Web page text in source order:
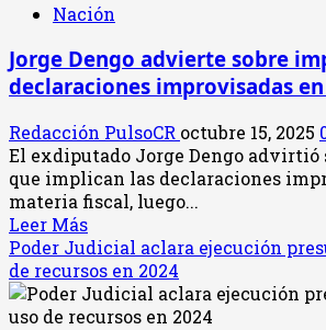
Hacienda
a
la
aprobación
de
crédito
por
$290
millones
para
cubrir
vencimientos
Nación
Jorge Dengo advierte sobre
declaraciones improvisadas
Redacción PulsoCR octubre 15, 2025
El exdiputado Jorge Dengo advirtió
que implican las declaraciones
materia fiscal, luego...
Leer MásLeer
más
acerca
de
Jorge
Poder Judicial aclara ejecución
de recursos en 2024